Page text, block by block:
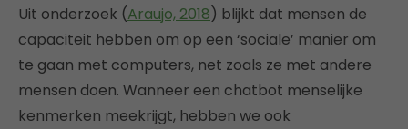
Uit onderzoek (Araujo, 2018) blijkt dat mensen de
capaciteit hebben om op een ‘sociale’ manier om
te gaan met computers, net zoals ze met andere
mensen doen. Wanneer een chatbot menselijke
kenmerken meekrijgt, hebben we ook